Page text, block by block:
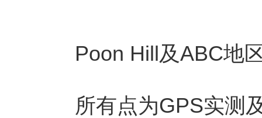
Poon Hill及ABC地
所有点为GPS实测